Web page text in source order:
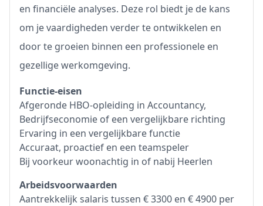
en financiële analyses. Deze rol biedt je de kans
om je vaardigheden verder te ontwikkelen en
door te groeien binnen een professionele en
gezellige werkomgeving.
Functie-eisen
Afgeronde HBO-opleiding in Accountancy,
Bedrijfseconomie of een vergelijkbare richting
Ervaring in een vergelijkbare functie
Accuraat, proactief en een teamspeler
Bij voorkeur woonachtig in of nabij Heerlen
Arbeidsvoorwaarden
Aantrekkelijk salaris tussen € 3300 en € 4900 per